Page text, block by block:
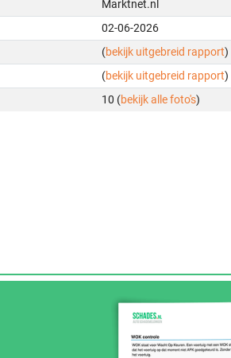
Marktnet.nl
02-06-2026
(bekijk uitgebreid rapport)
(bekijk uitgebreid rapport)
10 (bekijk alle foto's)